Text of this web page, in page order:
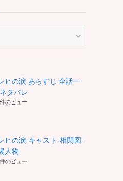
ヒの涙 あらすじ 全話一
タバレ
のビュー
ヒの涙-キャスト-相関図-
人物
のビュー